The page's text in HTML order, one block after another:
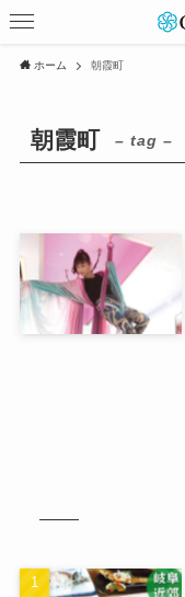
ホーム 朝霞町
朝霞町 – tag –